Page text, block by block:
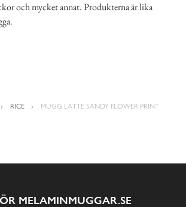
och mycket annat. Produkterna är lika
RICE MUGG LATTE SANDY FLOWER PRINT
MELAMINMUGGAR.SE